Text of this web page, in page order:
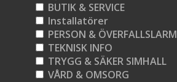
BUTIK & SERVICE
Installatörer
PERSON & ÖVERFALLSLARM
TEKNISK INFO
TRYGG & SÄKER SIMHALL
VÅRD & OMSORG